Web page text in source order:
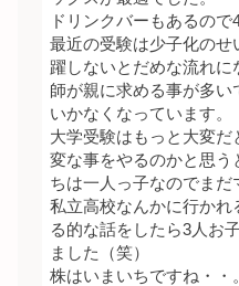
ドリンクバーもあるので
最近の受験は少子化の
躍しないとだめな流れ
師が親に求める事が多
いかなくなっています。
大学受験はもっと大変
変な事をやるのかと思う
ちは一人っ子なのでまだ
私立高校なんかに行かれ
る的な話をしたら3人お
ました（笑）
株はいまいちですね・・